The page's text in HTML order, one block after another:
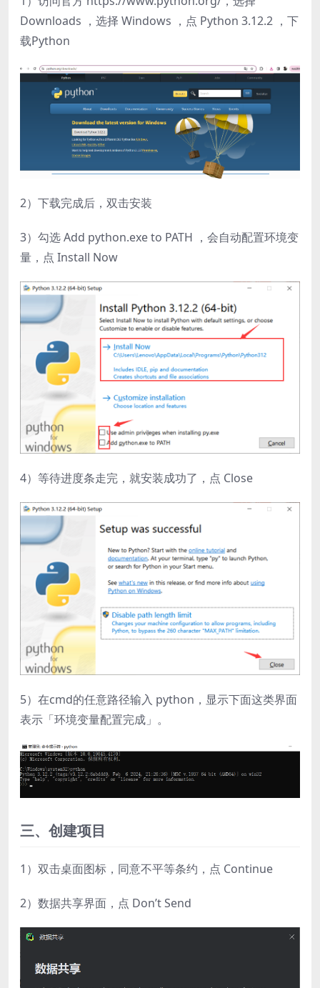
Downloads ，选择 Windows ，点 Python 3.12.2 ，下
载Python
2）下载完成后，双击安装
3）勾选 Add python.exe to PATH ，会自动配置环境变
量，点 Install Now
4）等待进度条走完，就安装成功了，点 Close
5）在cmd的任意路径输入 python，显示下面这类界面
表示「环境变量配置完成」。
三、创建项目
1）双击桌面图标，同意不平等条约，点 Continue
2）数据共享界面，点 Don’t Send